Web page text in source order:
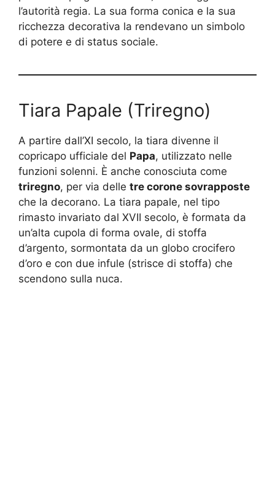
l’autorità regia. La sua forma conica e la sua
ricchezza decorativa la rendevano un simbolo
di potere e di status sociale.
Tiara Papale (Triregno)
A partire dall’XI secolo, la tiara divenne il
copricapo ufficiale del Papa, utilizzato nelle
funzioni solenni. È anche conosciuta come
triregno, per via delle tre corone sovrapposte
che la decorano. La tiara papale, nel tipo
rimasto invariato dal XVII secolo, è formata da
un’alta cupola di forma ovale, di stoffa
d’argento, sormontata da un globo crocifero
d’oro e con due infule (strisce di stoffa) che
scendono sulla nuca.